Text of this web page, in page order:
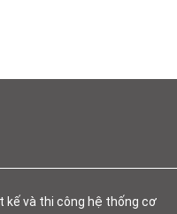
kế và thi công hệ thống cơ